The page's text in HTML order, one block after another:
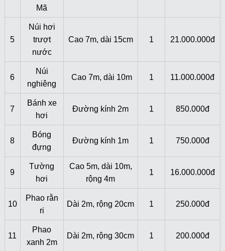
Mã
5
Núi hơi
trượt
nước
Cao 7m, dài 15cm 1 21.000.000đ
6
Núi
nghiêng
Cao 7m, dài 10m 1 11.000.000đ
7
Bánh xe
hơi
Đường kính 2m 1 850.000đ
8
Bóng
đựng
Đường kính 1m 1 750.000đ
9
Tường
hơi
Cao 5m, dài 10m,
rộng 4m
1 16.000.000đ
10
Phao rằn
ri
Dài 2m, rộng 20cm 1 250.000đ
11
Phao
xanh 2m
Dài 2m, rộng 30cm 1 200.000đ